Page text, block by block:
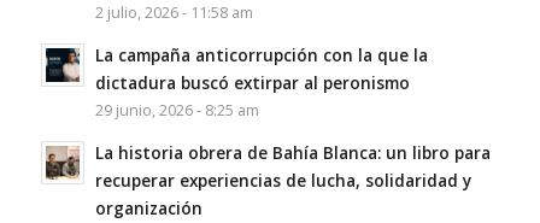
2 julio, 2026 - 11:58 am
La campaña anticorrupción con la que la
dictadura buscó extirpar al peronismo
29 junio, 2026 - 8:25 am
La historia obrera de Bahía Blanca: un libro para
recuperar experiencias de lucha, solidaridad y
organización